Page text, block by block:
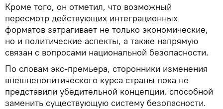
Кроме того, он отметил, что возможный
пересмотр действующих интеграционных
форматов затрагивает не только экономические,
но и политические аспекты, а также напрямую
связан с вопросами национальной безопасности.
По словам экс-премьера, сторонники изменения
внешнеполитического курса страны пока не
представили убедительной концепции, способной
заменить существующую систему безопасности.